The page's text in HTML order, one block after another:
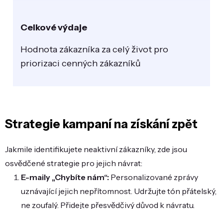
Celkové výdaje
Hodnota zákazníka za celý život pro
priorizaci cenných zákazníků
Strategie kampaní na získání zpět
Jakmile identifikujete neaktivní zákazníky, zde jsou
osvědčené strategie pro jejich návrat:
E-maily „Chybíte nám“: Personalizované zprávy
uznávající jejich nepřítomnost. Udržujte tón přátelský,
ne zoufalý. Přidejte přesvědčivý důvod k návratu.